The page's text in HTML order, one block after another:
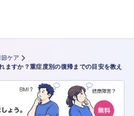
ケア
ますか？重症度別の復帰までの目安を教え